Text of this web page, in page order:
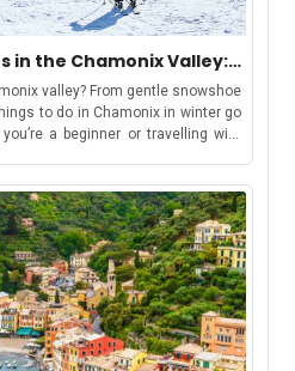
in the Chamonix Valley:
Argentière &
valley? From gentle snowshoe
to do in Chamonix in winter go
a beginner or travelling with
Chamonix ValleyBut first, let’s
have curated this guide to
a cakewalk. This guide includes
offering a distinct winter
stays, easy access to
fun.Les Houches: gentle slopes